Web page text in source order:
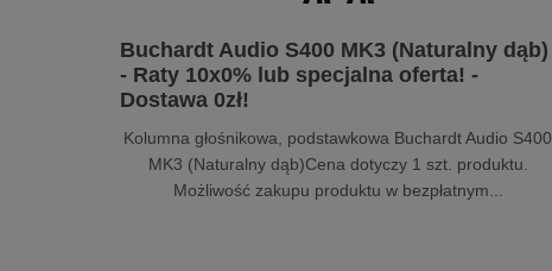
Buchardt Audio S400 MK3 (Naturalny dąb)
- Raty 10x0% lub specjalna oferta! -
Dostawa 0zł!
Kolumna głośnikowa, podstawkowa Buchardt Audio S400
MK3 (Naturalny dąb)Cena dotyczy 1 szt. produktu.
Możliwość zakupu produktu w bezpłatnym...